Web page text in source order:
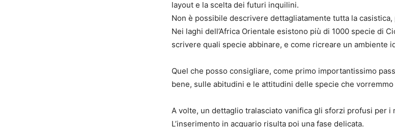
layout e la scelta dei futuri inquilini.
Non è possibile descrivere dettagliatamente tutta la
Nei laghi dell’Africa Orientale esistono più di 1000 specie di
scrivere quali specie abbinare, e come ricreare un ambiente
Quel che posso consigliare, come primo importantissimo
bene, sulle abitudini e le attitudini delle specie che
A volte, un dettaglio tralasciato vanifica gli sforzi profusi per i
L’inserimento in acquario risulta poi una fase delicata.